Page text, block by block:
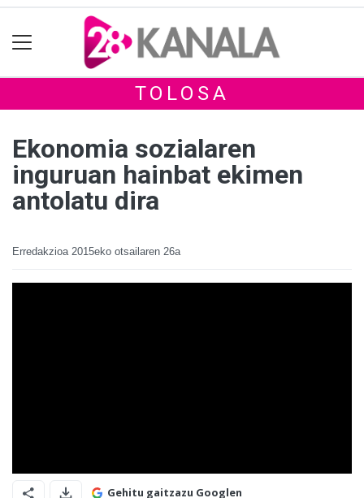
TOLOSA
Ekonomia sozialaren
inguruan hainbat ekimen
antolatu dira
Erredakzioa 2015eko otsailaren 26a
Gehitu gaitzazu Googlen